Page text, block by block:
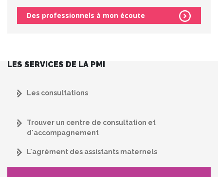
Des professionnels à mon écoute
LES SERVICES DE LA PMI
Les consultations
Trouver un centre de consultation et
d'accompagnement
L'agrément des assistants maternels